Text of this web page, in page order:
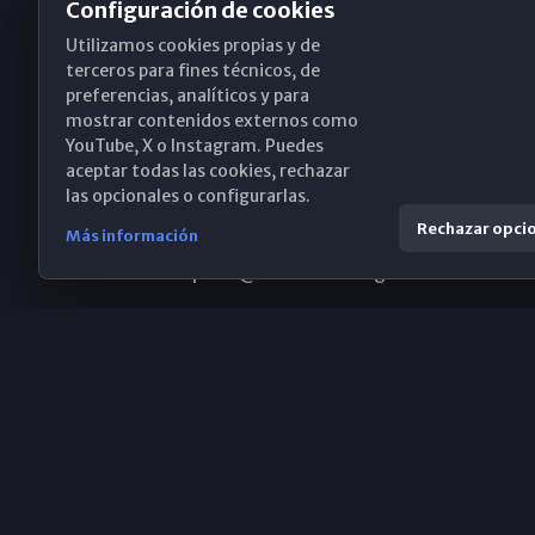
Obispado de Málaga
Santa María, 18-20. 29015 Málaga
(+34) 952 224 386
Configuración de cookies
Utilizamos cookies propias y de
terceros para fines técnicos, de
preferencias, analíticos y para
mostrar contenidos externos como
YouTube, X o Instagram. Puedes
aceptar todas las cookies, rechazar
las opcionales o configurarlas.
Más información Rechazar